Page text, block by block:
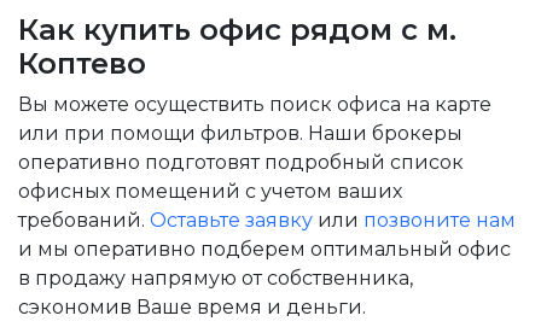
Как купить офис рядом с м.
Коптево
Вы можете осуществить поиск офиса на карте
или при помощи фильтров. Наши брокеры
оперативно подготовят подробный список
офисных помещений с учетом ваших
требований. Оставьте заявку или позвоните нам
и мы оперативно подберем оптимальный офис
в продажу напрямую от собственника,
сэкономив Ваше время и деньги.